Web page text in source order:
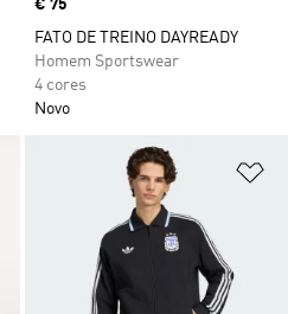
Price
€ 75
FATO DE TREINO DAYREADY
Homem Sportswear
4 cores
Novo
Adicionar à Lista de Desejos